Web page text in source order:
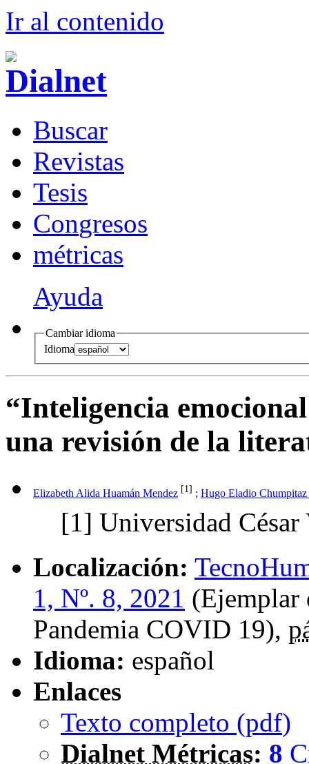
Ir al contenido
Buscar
Revistas
Tesis
Congresos
métricas
Ayuda
Cambiar idioma
Idioma
“Inteligencia
una revisión de la
Elizabeth Alida Huamán Mendez [1] ; Hugo Eladio
[1] Universidad César
Localización:
1, Nº. 8, 2021 (Ejemplar
Pandemia COVID 19),
Idioma: español
Enlaces
Texto completo (pdf)
Dialnet Métricas: 8